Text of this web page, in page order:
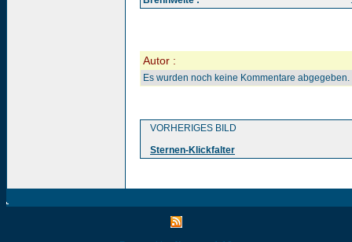
Autor :
Es wurden noch keine Kommentare abgegeben.
VORHERIGES BILD
Sternen-Klickfalter